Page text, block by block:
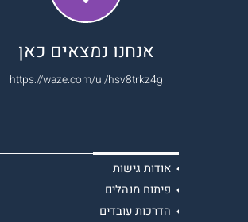
אנחנו נמצאים כאן
https://waze.com/ul/hsv8trkz4g
אודות גישות
פיתוח מנהלים
הדרכות עובדים